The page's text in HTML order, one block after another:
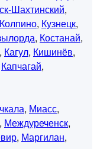
Шахтинский,
Колпино, Кузнецк,
, Костанай,
, Кагул, Кишинёв,
Капчагай,
, Миасс,
, Междуреченск,
, Маргилан,